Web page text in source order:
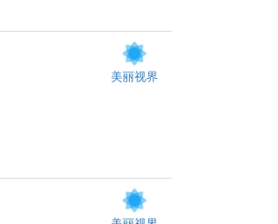
美丽视界